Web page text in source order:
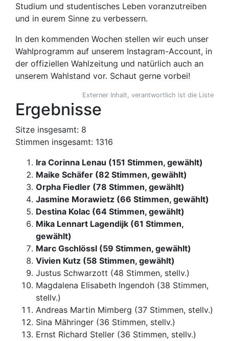
Studium und studentisches Leben voranzutreiben
und in eurem Sinne zu verbessern.
In den kommenden Wochen stellen wir euch unser
Wahlprogramm auf unserem Instagram-Account, in
der offiziellen Wahlzeitung und natürlich auch an
unserem Wahlstand vor. Schaut gerne vorbei!
Externer Inhalt, verantwortlich ist die Liste
Ergebnisse
Sitze insgesamt: 8
Stimmen insgesamt: 1316
Ira Corinna Lenau (151 Stimmen, gewählt)
Maike Schäfer (82 Stimmen, gewählt)
Orpha Fiedler (78 Stimmen, gewählt)
Jasmine Morawietz (66 Stimmen, gewählt)
Destina Kolac (64 Stimmen, gewählt)
Mika Lennart Lagendijk (61 Stimmen,
gewählt)
Marc Gschlössl (59 Stimmen, gewählt)
Vivien Kutz (58 Stimmen, gewählt)
Justus Schwarzott (48 Stimmen, stellv.)
Magdalena Elisabeth Ingendoh (38 Stimmen,
stellv.)
Andreas Martin Mimberg (37 Stimmen, stellv.)
Sina Mähringer (36 Stimmen, stellv.)
Ernst Richard Steller (36 Stimmen, stellv.)